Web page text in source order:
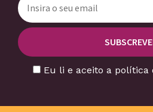
Eu li e aceito a política